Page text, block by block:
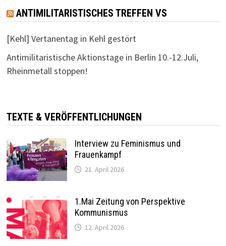
ANTIMILITARISTISCHES TREFFEN VS
[Kehl] Vertanentag in Kehl gestört
Antimilitaristische Aktionstage in Berlin 10.-12.Juli,
Rheinmetall stoppen!
TEXTE & VERÖFFENTLICHUNGEN
Interview zu Feminismus und
Frauenkampf
21. April 2026
1.Mai Zeitung von Perspektive
Kommunismus
12. April 2026